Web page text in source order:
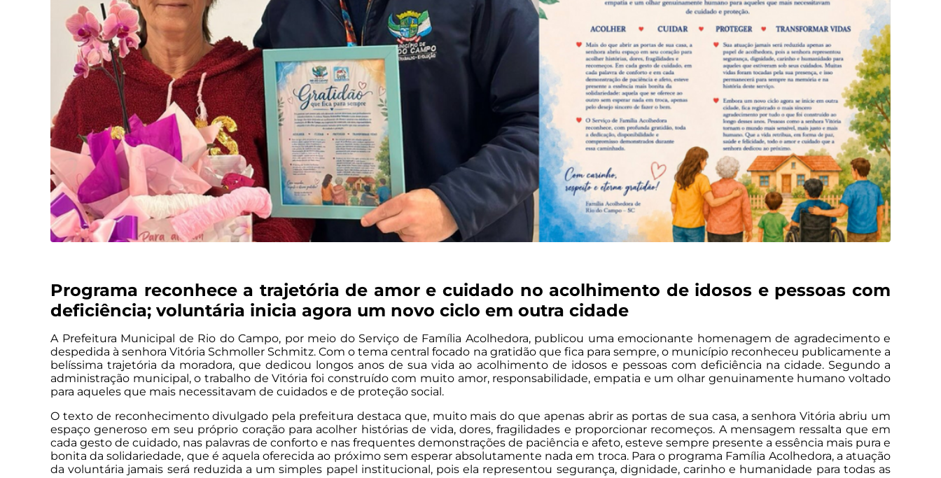
Programa reconhece a trajetória de amor e cuidado no acolhimento de idosos e pessoas com
deficiência; voluntária inicia agora um novo ciclo em outra cidade
A Prefeitura Municipal de Rio do Campo, por meio do Serviço de Família Acolhedora, publicou uma emocionante homenagem de agradecimento e
despedida à senhora Vitória Schmoller Schmitz. Com o tema central focado na gratidão que fica para sempre, o município reconheceu publicamente a
belíssima trajetória da moradora, que dedicou longos anos de sua vida ao acolhimento de idosos e pessoas com deficiência na cidade. Segundo a
administração municipal, o trabalho de Vitória foi construído com muito amor, responsabilidade, empatia e um olhar genuinamente humano voltado
para aqueles que mais necessitavam de cuidados e de proteção social.
O texto de reconhecimento divulgado pela prefeitura destaca que, muito mais do que apenas abrir as portas de sua casa, a senhora Vitória abriu um
espaço generoso em seu próprio coração para acolher histórias de vida, dores, fragilidades e proporcionar recomeços. A mensagem ressalta que em
cada gesto de cuidado, nas palavras de conforto e nas frequentes demonstrações de paciência e afeto, esteve sempre presente a essência mais pura e
bonita da solidariedade, que é aquela oferecida ao próximo sem esperar absolutamente nada em troca. Para o programa Família Acolhedora, a atuação
da voluntária jamais será reduzida a um simples papel institucional, pois ela representou segurança, dignidade, carinho e humanidade para todas as